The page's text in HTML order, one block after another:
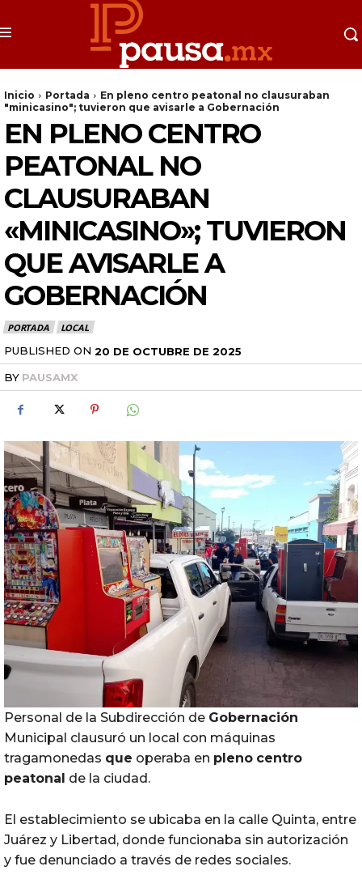
Inicio Portada
En pleno centro peatonal no clausuraban
"minicasino"; tuvieron que avisarle a Gobernación
EN PLENO CENTRO
PEATONAL NO
CLAUSURABAN
«MINICASINO»; TUVIERON
QUE AVISARLE A
GOBERNACIÓN
PORTADA LOCAL
PUBLISHED ON 20 DE OCTUBRE DE 2025
BY PAUSAMX
Personal de la Subdirección de Gobernación
Municipal clausuró un local con máquinas
tragamonedas que operaba en pleno centro
peatonal de la ciudad.
El establecimiento se ubicaba en la calle Quinta, entre
Juárez y Libertad, donde funcionaba sin autorización
y fue denunciado a través de redes sociales.